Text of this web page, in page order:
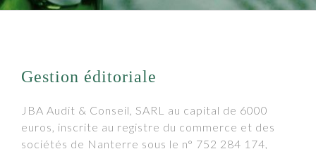
Gestion éditoriale
JBA Audit & Conseil, SARL au capital de 6000
euros, inscrite au registre du commerce et des
sociétés de Nanterre sous le n° 752 284 174,